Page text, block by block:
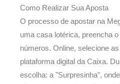
Como Realizar Sua Aposta
O processo de apostar na
uma casa lotérica, preencha
números. Online, selecione
plataforma digital da Caixa.
escolha: a "Surpresinha",